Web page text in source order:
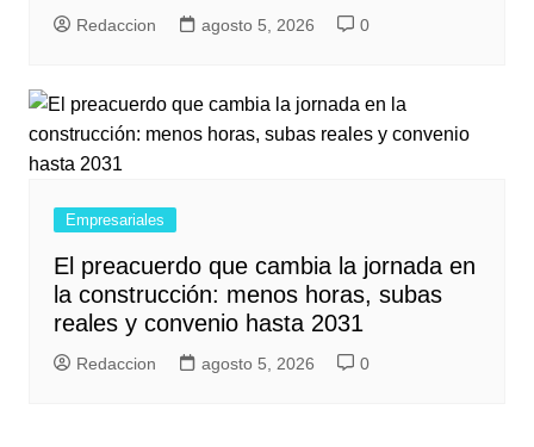
Redaccion agosto 5, 2026 0
Empresariales
El preacuerdo que cambia la jornada en
la construcción: menos horas, subas
reales y convenio hasta 2031
Redaccion agosto 5, 2026 0